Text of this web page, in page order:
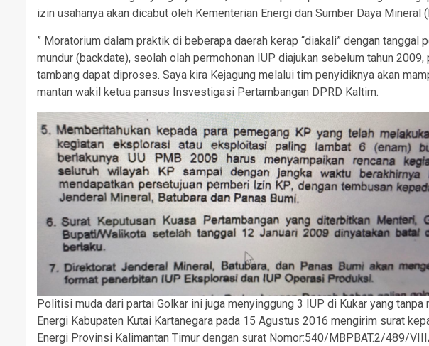
izin usahanya akan dicabut oleh Kementerian Energi dan Sumber Daya Mineral
” Moratorium dalam praktik di beberapa daerah kerap “diakali” dengan tanggal
mundur (backdate), seolah olah permohonan IUP diajukan sebelum tahun
tambang dapat diproses. Saya kira Kejagung melalui tim penyidiknya akan
mantan wakil ketua pansus Insvestigasi Pertambangan DPRD Kaltim.
Politisi muda dari partai Golkar ini juga menyinggung 3 IUP di Kukar yang
Energi Kabupaten Kutai Kartanegara pada 15 Agustus 2016 mengirim surat
Energi Provinsi Kalimantan Timur dengan surat Nomor:540/MBPBAT.2/489/